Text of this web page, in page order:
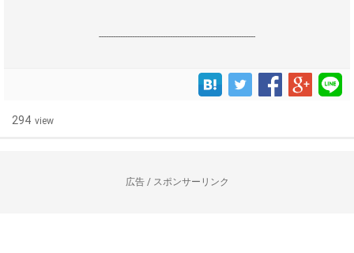
------------------------------------------------------------------
294 view
広告 / スポンサーリンク